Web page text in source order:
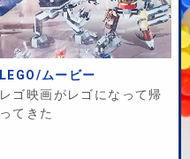
LEGO/ムービー
レゴ映画がレゴになって帰
ってきた